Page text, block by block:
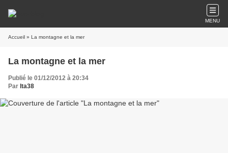
MENU
Accueil » La montagne et la mer
La montagne et la mer
Publié le 01/12/2012 à 20:34
Par lta38